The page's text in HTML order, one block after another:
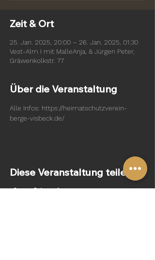
Zeit & Ort
25. Jan. 2025, 20:00 – 26. Jan. 2025, 01:30
Vest-Alm I mit MalleAnja, & Jürgen Peter,
Gräwenkolkstr. 77
Über die Veranstaltung
Alle Infos: https://heimatschutzverein-
berge-visbeck.de/
Diese Veranstaltung teilen